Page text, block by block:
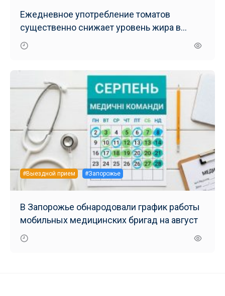
Ежедневное употребление томатов
существенно снижает уровень жира в
печени – результаты нового исследования
#Выездной прием #Запорожье
В Запорожье обнародовали график работы
мобильных медицинских бригад на август